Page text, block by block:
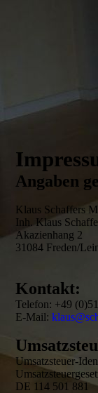
Angaben
Klaus Schaffers
Inh. Klaus
Akazienhang 2
31084 Freden/
Kontakt:
Telefon: +49
E-Mail:
Umsatzsteuer-
DE 114 501 881